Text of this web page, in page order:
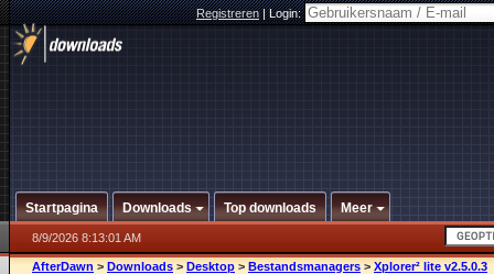
Registreren|Login:
Startpagina Downloads Top downloads Meer
8/9/2026 8:13:01 AM
AfterDawn > Downloads > Desktop > Bestandsmanagers > Xplorer² lite v2.5.0.3